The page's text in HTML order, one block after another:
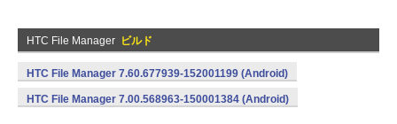
HTC File Manager ビルド
HTC File Manager 7.60.677939-152001199 (Android)
HTC File Manager 7.00.568963-150001384 (Android)